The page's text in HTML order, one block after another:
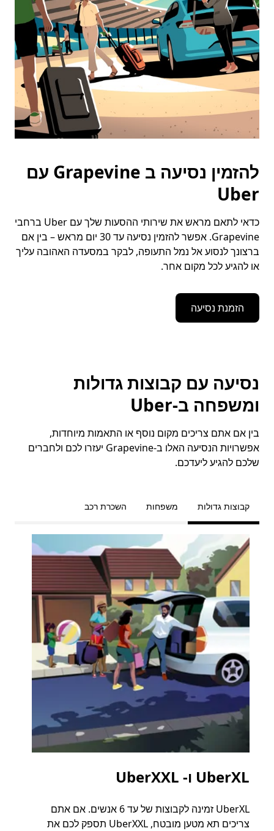
להזמין נסיעה ב Grapevine עם
Uber
כדאי לתאם מראש את שירותי ההסעות שלך עם Uber ברחבי
Grapevine. אפשר להזמין נסיעה עד 30 יום מראש – בין אם
ברצונך לנסוע אל נמל התעופה, לבקר במסעדה האהובה עליך
או להגיע לכל מקום אחר.
הזמנת נסיעה
נסיעה עם קבוצות גדולות
ומשפחה ב-Uber
בין אם אתם צריכים מקום נוסף או התאמות מיוחדות,
אפשרויות הנסיעה האלו ב-Grapevine יעזרו לכם ולחברים
שלכם להגיע ליעדכם.
קבוצות גדולות משפחות השכרת רכב
UberXL ו- UberXXL
UberXL זמינה לקבוצות של עד 6 אנשים. אם אתם
צריכים תא מטען מובטח, UberXXL תספק לכם את